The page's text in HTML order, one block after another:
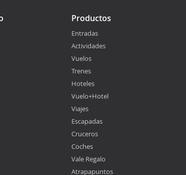
Productos
Entradas
Actividades
Vuelos
Trenes
Hoteles
Vuelo+Hotel
Viajes
Escapadas
Cruceros
Coches
Vale Regalo
Atrapapuntos